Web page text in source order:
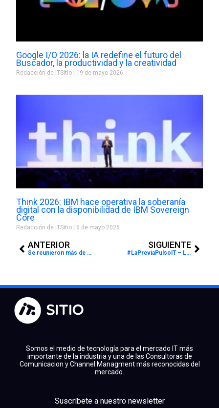
Google I/O 2026: la IA redefine el futuro del
Buscador, la productividad y la creatividad
Redacción de ITSitio 19 de mayo 2026
Think 2026: IBM hace operativa la soberanía
digital con la disponibilidad de IBM Sovereign
Core
Redacción de ITSitio 6 de mayo 2026
ANTERIOR
Se reunieron más de 80 líderes latinoamericanos para hablar de Transformación Digital
SIGUIENTE
#LaPreviaPulsoIT – La Palabra de los moderadores de Paneles (Episodio 1)
Somos el medio de tecnología para el mercado IT más
importante de la industria y una de las Consultoras de
Comunicacion y Channel Managment más reconocidas del
mercado.
Suscríbete a nuestro newsletter
linkedinyoutubeinstagram
spotify